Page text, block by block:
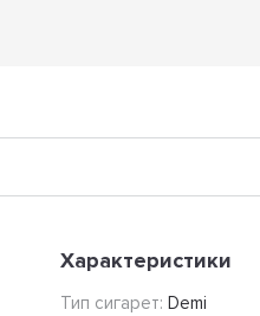
Характеристики
Тип сигарет: Demi